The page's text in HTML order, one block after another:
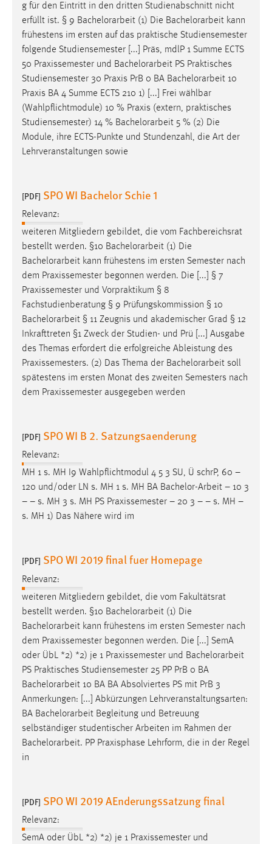
g für den Eintritt in den dritten Studienabschnitt nicht
erfüllt ist. § 9 Bachelorarbeit (1) Die Bachelorarbeit kann
frühestens im ersten auf das praktische Studiensemester
folgende Studiensemester [...] Präs, mdlP 1 Summe ECTS
50 Praxissemester und Bachelorarbeit PS Praktisches
Studiensemester 30 Praxis PrB 0 BA Bachelorarbeit 10
Praxis BA 4 Summe ECTS 210 1) [...] Frei wählbar
(Wahlpflichtmodule) 10 % Praxis (extern, praktisches
Studiensemester) 14 % Bachelorarbeit 5 % (2) Die
Module, ihre ECTS-Punkte und Stundenzahl, die Art der
Lehrveranstaltungen sowie
[PDF] SPO WI Bachelor Schie 1
Relevanz:
weiteren Mitgliedern gebildet, die vom Fachbereichsrat
bestellt werden. §10 Bachelorarbeit (1) Die
Bachelorarbeit kann frühestens im ersten Semester nach
dem Praxissemester begonnen werden. Die [...] § 7
Praxissemester und Vorpraktikum § 8
Fachstudienberatung § 9 Prüfungskommission § 10
Bachelorarbeit § 11 Zeugnis und akademischer Grad § 12
Inkrafttreten §1 Zweck der Studien- und Prü [...] Ausgabe
des Themas erfordert die erfolgreiche Ableistung des
Praxissemesters. (2) Das Thema der Bachelorarbeit soll
spätestens im ersten Monat des zweiten Semesters nach
dem Praxissemester ausgegeben werden
[PDF] SPO WI B 2. Satzungsaenderung
Relevanz:
MH 1 s. MH I9 Wahlpflichtmodul 4 5 3 SU, Ü schrP, 60 –
120 und/oder LN s. MH 1 s. MH BA Bachelor-Arbeit – 10 3
– – s. MH 3 s. MH PS Praxissemester – 20 3 – – s. MH –
s. MH 1) Das Nähere wird im
[PDF] SPO WI 2019 final fuer Homepage
Relevanz:
weiteren Mitgliedern gebildet, die vom Fakultätsrat
bestellt werden. §10 Bachelorarbeit (1) Die
Bachelorarbeit kann frühestens im ersten Semester nach
dem Praxissemester begonnen werden. Die [...] SemA
oder ÜbL *2) *2) je 1 Praxissemester und Bachelorarbeit
PS Praktisches Studiensemester 25 PP PrB 0 BA
Bachelorarbeit 10 BA BA Absolviertes PS mit PrB 3
Anmerkungen: [...] Abkürzungen Lehrveranstaltungsarten:
BA Bachelorarbeit Begleitung und Betreuung
selbständiger studentischer Arbeiten im Rahmen der
Bachelorarbeit. PP Praxisphase Lehrform, die in der Regel
in
[PDF] SPO WI 2019 AEnderungssatzung final
Relevanz:
SemA oder ÜbL *2) *2) je 1 Praxissemester und